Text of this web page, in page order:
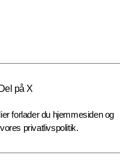
Del på X
forlader du hjemmesiden og
privatlivspolitik.